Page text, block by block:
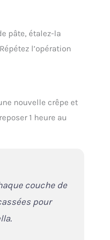
pâte, étalez-la
l’opération
nouvelle crêpe et
1 heure au
couche de
pour